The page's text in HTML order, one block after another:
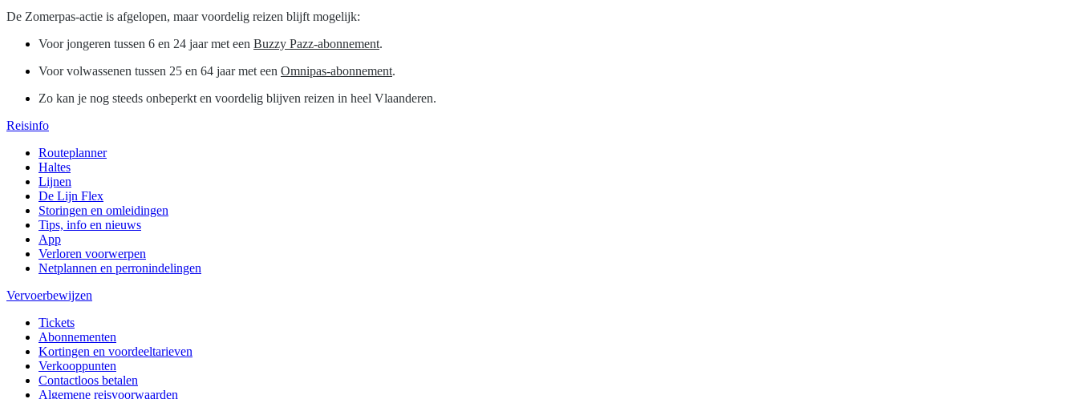
De Zomerpas-actie is afgelopen, maar voordelig reizen blijft mogelijk:
Voor jongeren tussen 6 en 24 jaar met een Buzzy Pazz-abonnement.
Voor volwassenen tussen 25 en 64 jaar met een Omnipas-abonnement.
Zo kan je nog steeds onbeperkt en voordelig blijven reizen in heel Vlaanderen.
Reisinfo
Routeplanner
Haltes
Lijnen
De Lijn Flex
Storingen en omleidingen
Tips, info en nieuws
App
Verloren voorwerpen
Netplannen en perronindelingen
Vervoerbewijzen
Tickets
Abonnementen
Kortingen en voordeeltarieven
Verkooppunten
Contactloos betalen
Algemene reisvoorwaarden